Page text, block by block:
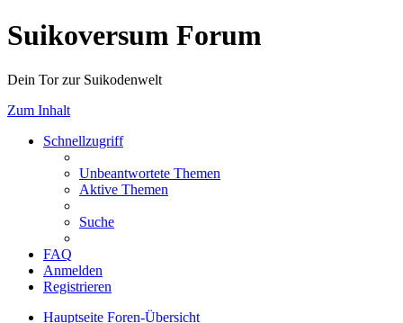
Suikoversum Forum
Dein Tor zur Suikodenwelt
Zum Inhalt
Schnellzugriff
Unbeantwortete Themen
Aktive Themen
Suche
FAQ
Anmelden
Registrieren
Hauptseite Foren-Übersicht